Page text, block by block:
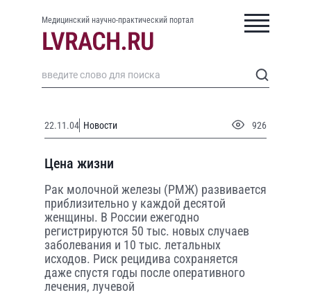
Медицинский научно-практический портал
22.11.04 Новости 926
Цена жизни
Рак молочной железы (РМЖ) развивается
приблизительно у каждой десятой
женщины. В России ежегодно
регистрируются 50 тыс. новых случаев
заболевания и 10 тыс. летальных
исходов. Риск рецидива сохраняется
даже спустя годы после оперативного
лечения, лучевой